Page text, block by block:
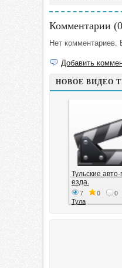
Комментарии (0
Нет
Добавить
НОВОЕ ВИДЕО
Тульские
езда.
7 0 0
Тула